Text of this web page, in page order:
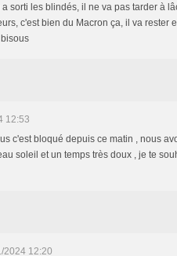
sorti les blindés, il ne va pas tarder à
c'est bien du Macron ça, il va rester
12:53
c'est bloqué depuis ce matin , nous
soleil et un temps très doux , je te
2024 12:20